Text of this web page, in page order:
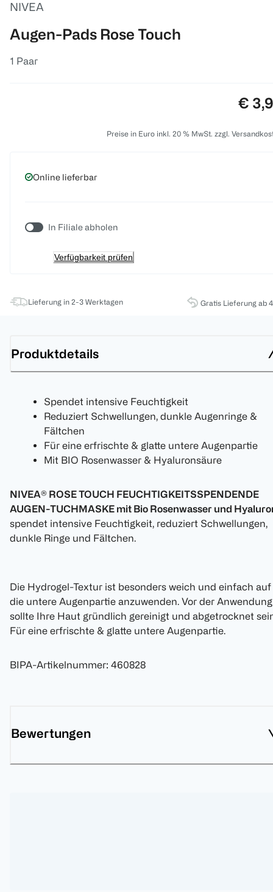
NIVEA
Augen-Pads Rose Touch
1 Paar
€
Preise in Euro inkl. 20 % MwSt. zzgl.
Online lieferbar
In Filiale abholen
Verfügbarkeit prüfen
Lieferung in 2-3 Werktagen Gratis Lieferung ab
Produktdetails
Spendet intensive Feuchtigkeit
Reduziert Schwellungen, dunkle Augenringe &
Fältchen
Für eine erfrischte & glatte untere Augenpartie
Mit BIO Rosenwasser & Hyaluronsäure
NIVEA® ROSE TOUCH FEUCHTIGKEITSSPENDENDE
AUGEN-TUCHMASKE mit Bio Rosenwasser und
spendet intensive Feuchtigkeit, reduziert Schwellungen,
dunkle Ringe und Fältchen.
Die Hydrogel-Textur ist besonders weich und einfach auf
die untere Augenpartie anzuwenden. Vor der Anwendung
sollte Ihre Haut gründlich gereinigt und abgetrocknet
Für eine erfrischte & glatte untere Augenpartie.
BIPA-Artikelnummer: 460828
Bewertungen